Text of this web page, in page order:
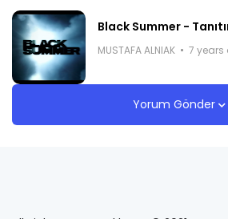
Black Summer -
MUSTAFA ALNIAK 7 years
Yorum Gönder